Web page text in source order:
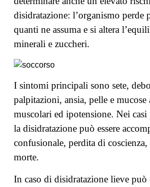
disidratazione: l’organismo
quanti ne assuma e si altera
minerali e zuccheri.
I sintomi principali sono sete,
palpitazioni, ansia, pelle e mucose
muscolari ed ipotensione. Nei
la disidratazione può essere
confusionale, perdita di
morte.
In caso di disidratazione lieve può